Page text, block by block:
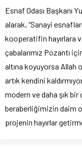
Esnaf Odası Başkanı
alarak, “Sanayi
kooperatifin hayırlara
çabalarımız Pozantı
altına koyuyorsa Allah
artık kendini
modern ve daha şık bir
beraberliğimizin daim
projenin hayırlar